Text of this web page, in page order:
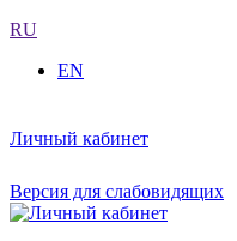
RU
EN
Личный кабинет
Версия для слабовидящих